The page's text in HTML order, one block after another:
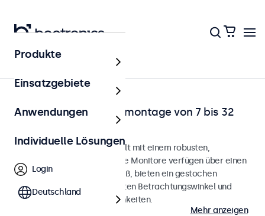
Startseite
Monitore für die Tischmontage von 7 bis 32
Desktop-Monitore, entwickelt mit einem robusten,
verstellbaren Standfuß. Diese Monitore verfügen über einen
kompakten, stabilen Standfuß, bieten ein gestochen
scharfes Bild mit einem breiten Betrachtungswinkel und
vielseitige Anschlussmöglichkeiten.
Mehr anzeigen
Produkte
Einsatzgebiete
Anwendungen
Individuelle Lösungen
Login
Deutschland